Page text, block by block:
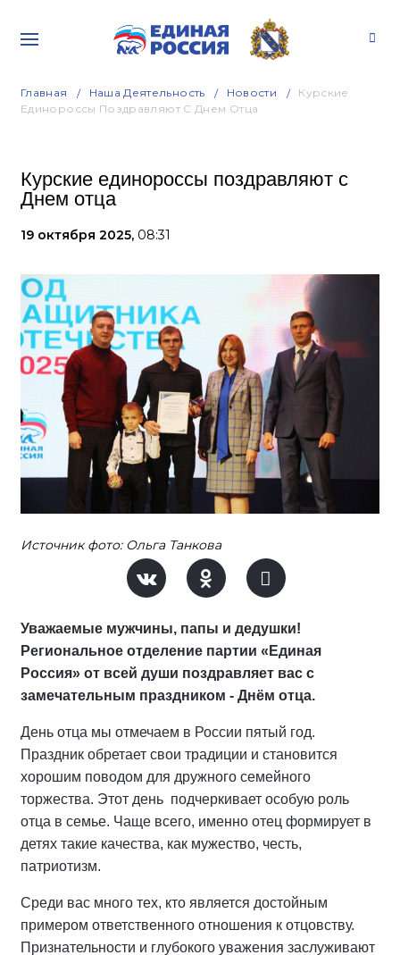
Главная Наша Деятельность Новости
Курские
Единороссы Поздравляют С Днем Отца
Курские единороссы поздравляют с
Днем отца
19 октября 2025, 08:31
Источник фото: Ольга Танкова
Уважаемые мужчины, папы и дедушки!
Региональное отделение партии «Единая
Россия» от всей души поздравляет вас с
замечательным праздником - Днём отца.
День отца мы отмечаем в России пятый год.
Праздник обретает свои традиции и становится
хорошим поводом для дружного семейного
торжества. Этот день подчеркивает особую роль
отца в семье. Чаще всего, именно отец формирует в
детях такие качества, как мужество, честь,
патриотизм.
Среди вас много тех, кто является достойным
примером ответственного отношения к отцовству.
Признательности и глубокого уважения заслуживают